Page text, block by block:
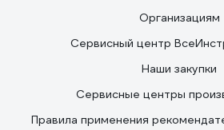
Организациям
Сервисный центр
Наши закупки
Сервисные центры
Правила применения